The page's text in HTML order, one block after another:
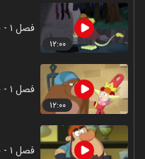
۱۲:۰۰
فصل ۱ - قسمت ۴۰ - هرکی پیدا کرد، مال خودش
۱۲:۰۰
فصل ۱ - قسمت ۴۱ - آبراکا دوپی
فصل ۱ - قسمت ۴۲ - لوبیاهای بینگ بونگ